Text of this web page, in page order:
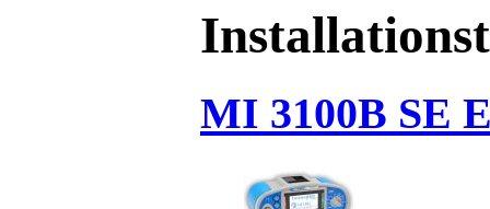
MI 3100B SE